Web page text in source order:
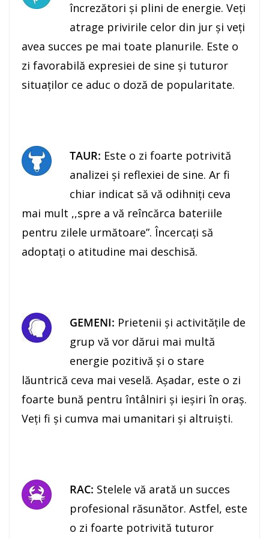
încrezători şi plini de energie. Veţi
atrage privirile celor din jur şi veţi
avea succes pe mai toate planurile. Este o
zi favorabilă expresiei de sine şi tuturor
situaţilor ce aduc o doză de popularitate.
TAUR: Este o zi foarte potrivită
analizei şi reflexiei de sine. Ar fi
chiar indicat să vă odihniţi ceva
mai mult ,,spre a vă reîncărca bateriile
pentru zilele următoare”. Încercaţi să
adoptaţi o atitudine mai deschisă.
GEMENI: Prietenii şi activităţile de
grup vă vor dărui mai multă
energie pozitivă şi o stare
lăuntrică ceva mai veselă. Aşadar, este o zi
foarte bună pentru întâlniri şi ieşiri în oraş.
Veţi fi şi cumva mai umanitari şi altruişti.
RAC: Stelele vă arată un succes
profesional răsunător. Astfel, este
o zi foarte potrivită tuturor